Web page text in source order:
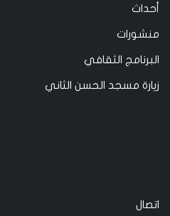
أحداث
منشورات
البرنامج الثقافي
زيارة مسجد الحسن الثاني
اتصال